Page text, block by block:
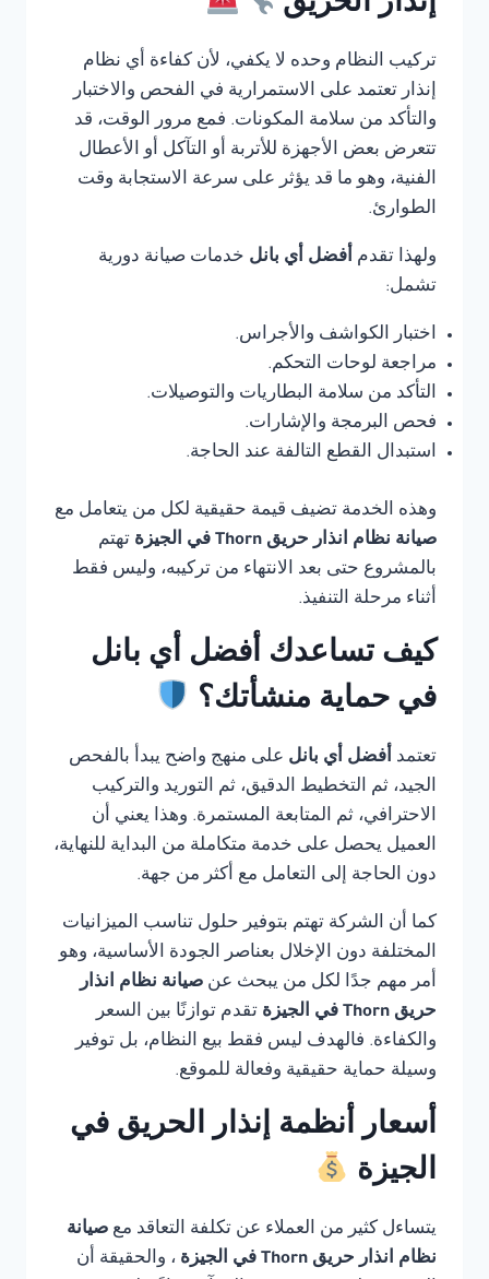
إنذار الحريق
تركيب النظام وحده لا يكفي، لأن كفاءة أي نظام
إنذار تعتمد على الاستمرارية في الفحص والاختبار
والتأكد من سلامة المكونات. فمع مرور الوقت، قد
تتعرض بعض الأجهزة للأتربة أو التآكل أو الأعطال
الفنية، وهو ما قد يؤثر على سرعة الاستجابة وقت
الطوارئ.
ولهذا تقدم أفضل أي بانل خدمات صيانة دورية
تشمل:
اختبار الكواشف والأجراس.
مراجعة لوحات التحكم.
التأكد من سلامة البطاريات والتوصيلات.
فحص البرمجة والإشارات.
استبدال القطع التالفة عند الحاجة.
وهذه الخدمة تضيف قيمة حقيقية لكل من يتعامل مع
صيانة نظام انذار حريق Thorn في الجيزة
تهتم
بالمشروع حتى بعد الانتهاء من تركيبه، وليس فقط
أثناء مرحلة التنفيذ.
كيف تساعدك أفضل أي بانل
في حماية منشأتك؟
تعتمد أفضل أي بانل على منهج واضح يبدأ بالفحص
الجيد، ثم التخطيط الدقيق، ثم التوريد والتركيب
الاحترافي، ثم المتابعة المستمرة. وهذا يعني أن
العميل يحصل على خدمة متكاملة من البداية للنهاية،
دون الحاجة إلى التعامل مع أكثر من جهة.
كما أن الشركة تهتم بتوفير حلول تناسب الميزانيات
المختلفة دون الإخلال بعناصر الجودة الأساسية، وهو
أمر مهم جدًا لكل من يبحث عن صيانة نظام انذار
حريق Thorn في الجيزة
تقدم توازنًا بين السعر
والكفاءة. فالهدف ليس فقط بيع النظام، بل توفير
وسيلة حماية حقيقية وفعالة للموقع.
أسعار أنظمة إنذار الحريق في
الجيزة
يتساءل كثير من العملاء عن تكلفة التعاقد مع صيانة
نظام انذار حريق Thorn في الجيزة
، والحقيقة أن